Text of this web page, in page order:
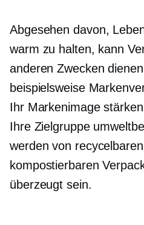
Abgesehen davon,
warm zu halten, kann
anderen Zwecken
beispielsweise
Ihr Markenimage
Ihre Zielgruppe
werden von
kompostierbaren
überzeugt sein.